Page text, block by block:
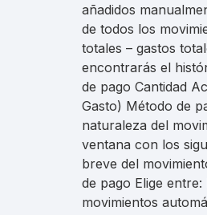
añadidos
de todos los
totales – gastos
encontrarás el
de pago Cantidad
Gasto) Método de
naturaleza del
ventana con los
breve del
de pago Elige
movimientos